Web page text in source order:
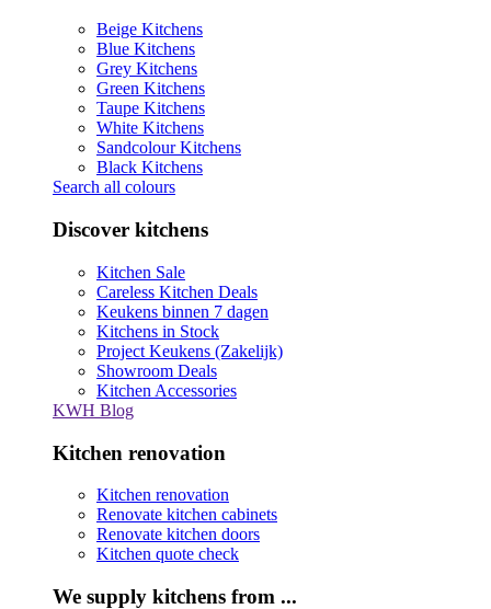
Beige Kitchens
Blue Kitchens
Grey Kitchens
Green Kitchens
Taupe Kitchens
White Kitchens
Sandcolour Kitchens
Black Kitchens
Search all colours
Discover kitchens
Kitchen Sale
Careless Kitchen Deals
Keukens binnen 7 dagen
Kitchens in Stock
Project Keukens (Zakelijk)
Showroom Deals
Kitchen Accessories
KWH Blog
Kitchen renovation
Kitchen renovation
Renovate kitchen cabinets
Renovate kitchen doors
Kitchen quote check
We supply kitchens from ...